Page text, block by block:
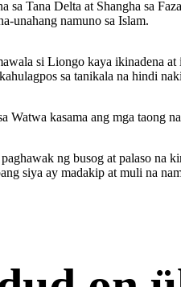
sa Tana Delta at Shangha sa
unahang namuno sa Islam.
si Liongo kaya ikinadena
sa tanikala na hindi
Watwa kasama ang mga taong
ng busog at palaso na
siya ay madakip at muli na